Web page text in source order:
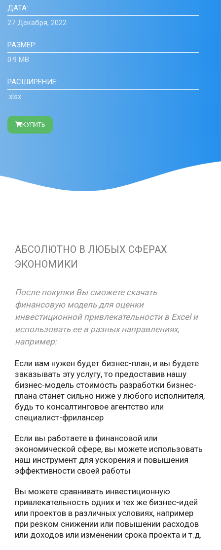
ДАТА:
27 Декабря, 2022
РАЗМЕР:
0.9 MB
РАСШИРЕНИЕ:
.xlsx
КУПИТЬ
АБСОЛЮТНО В ЛЮБЫХ СФЕРАХ
ЭКОНОМИКИ
После покупки Вы сможете скачать
финансовую модель для оценки
инвестиционной привлекательности в Excel и
использовать ее в разных направлениях,
например:
Если вам нужен будет бизнес-план, и вы будете
заказывать эту услугу, то предоставив нашу
бизнес-модель стоимость разработки бизнес-
плана станет сильно ниже у любого исполнителя,
будь то консалтинговое агентство или
специалист-фрилансер
Если вы работаете в финансовой или
экономической сфере, вы можете использовать
наш инструмент для ускорения и повышения
эффективности своей работы
Вы можете сравнивать инвестиционную
привлекательность одних и тех же бизнес-идей
или проектов в различных условиях, например
при резком снижении или повышении расходов
или доходов или изменении срока проекта и т.д.